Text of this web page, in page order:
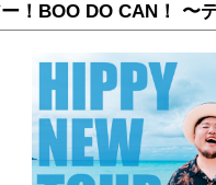
！BOO DO CAN！ 〜